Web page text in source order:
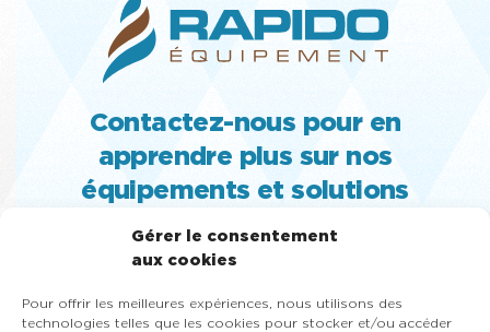
Gérer le consentement
aux cookies
Pour offrir les meilleures expériences, nous utilisons des
technologies telles que les cookies pour stocker et/ou accéder
Contactez-nous pour en
apprendre plus sur nos
équipements et solutions
MACHINE À CRÈME GLACÉE MOLLE,
TURBINE ET SORBETIÈRE À GELATO,
VITRÉ ET MACHINE À YOGOURT GLACÉ